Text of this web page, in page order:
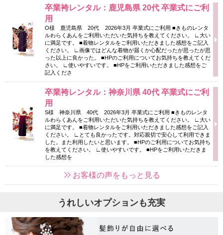
卒業袴レンタル：鹿児島県 20代 卒業式にご利
用
O様 鹿児島県 20代 2026年3月 卒業式にご利用 ■きものレンタ
ルわらくあんをご利用いただいた気持ちを教えてください。 ∟大い
に満足です。 ■着物レンタルをご利用いただきました感想をご記入
ください。 ∟画像ではどんな着物が届くか心配だったが思ったが思
った以上に良かった。 ■HPのご利用についてお気持ちを教えてくだ
さい。 ∟使いやすいです。 ■HPをご利用いただきました感想をご
記入くださ
卒業袴レンタル：神奈川県 40代 卒業式にご利
用
S様 神奈川県 40代 2026年3月 卒業式にご利用 ■きものレンタ
ルわらくあんをご利用いただいた気持ちを教えてください。 ∟大い
に満足です。 ■着物レンタルをご利用いただきました感想をご記入
ください。 ∟とても良かったです。対応親切で安心して利用できま
した。また利用したいと思います。 ■HPのご利用についてお気持ち
を教えてください。 ∟使いやすいです。 ■HPをご利用いただきま
した感想を
お客様の声をもっと見る
うれしいオプションも充実